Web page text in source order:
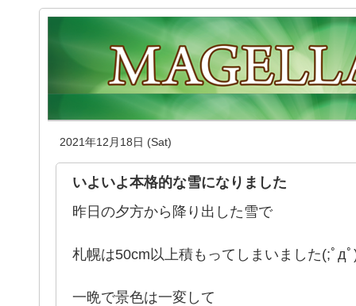
2021年12月18日 (Sat)
いよいよ本格的な雪になりました
昨日の夕方から降り出した雪で
札幌は50cm以上積もってしまいました(;ﾟд
一晩で景色は一変して